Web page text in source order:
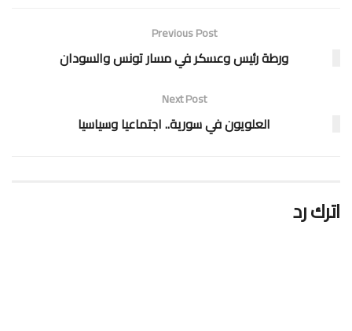
Previous Post
ورطة رئيس وعسكر في مسار تونس والسودان
Next Post
العلويون في سورية.. اجتماعيا وسياسيا
اترك رد